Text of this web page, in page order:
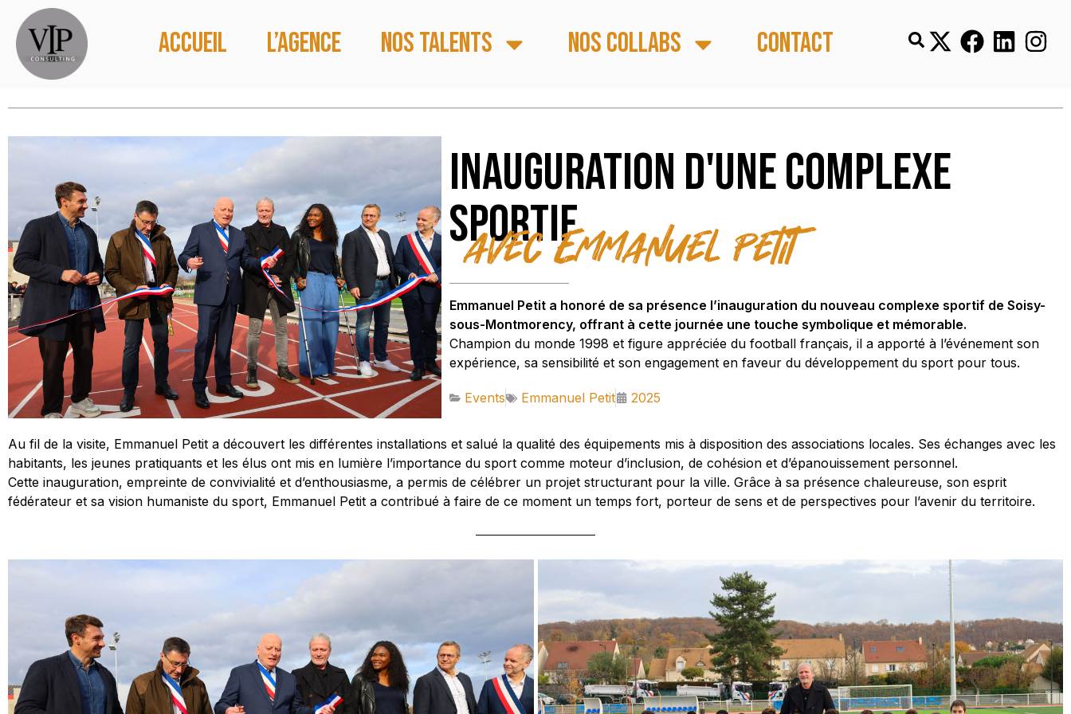
Accueil L’agence Nos talents Nos collabs Contact
Inauguration d'une complexe
sportif
avec Emmanuel Petit
Emmanuel Petit a honoré de sa présence l’inauguration du nouveau complexe sportif de Soisy-
sous-Montmorency, offrant à cette journée une touche symbolique et mémorable.
Champion du monde 1998 et figure appréciée du football français, il a apporté à l’événement son
expérience, sa sensibilité et son engagement en faveur du développement du sport pour tous.
Events Emmanuel Petit 2025
Au fil de la visite, Emmanuel Petit a découvert les différentes installations et salué la qualité des équipements mis à disposition des associations locales. Ses échanges avec les
habitants, les jeunes pratiquants et les élus ont mis en lumière l’importance du sport comme moteur d’inclusion, de cohésion et d’épanouissement personnel.
Cette inauguration, empreinte de convivialité et d’enthousiasme, a permis de célébrer un projet structurant pour la ville. Grâce à sa présence chaleureuse, son esprit
fédérateur et sa vision humaniste du sport, Emmanuel Petit a contribué à faire de ce moment un temps fort, porteur de sens et de perspectives pour l’avenir du territoire.